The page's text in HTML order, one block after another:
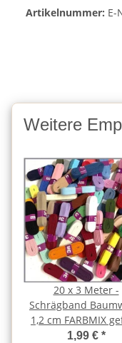
Artikelnummer: E-
Weitere
20 x 3 Meter -
Schrägband
1,2 cm FARBMIX
1,99 € *